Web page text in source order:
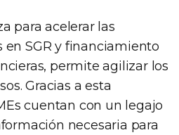
para acelerar las
en SGR y financiamiento
permite agilizar los
Gracias a esta
cuentan con un legajo
necesaria para